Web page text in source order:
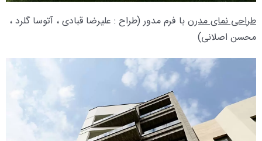
طراحی نمای مدرنبا فرم مدور (طراح : علیرضا قبادی ، آتوسا گلرد ،
محسن اصلانی)